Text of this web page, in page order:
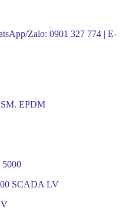
Zalo: 0901 327 774 | E-
EPDM
5000
SCADA LV